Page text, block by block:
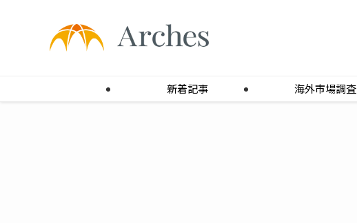
新着記事 海外市場調査